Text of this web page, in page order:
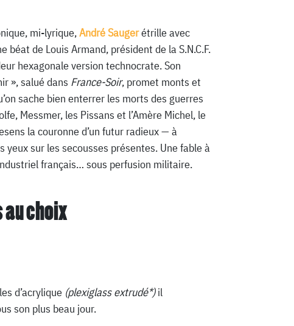
mi-lyrique,André Saugerétrille avec
béat de Louis Armand, président de la S.N.C.F.
hexagonale version technocrate. Son
», salué dans France-Soir, promet monts et
sache bien enterrer les morts des guerres
Messmer, les Pissans et l’Amère Michel, le
la couronne d’un futur radieux — à
yeux sur les secousses présentes. Une fable à
français… sous perfusion militaire.
choix
d’acrylique (plexiglass extrudé*)il
son plus beau jour.